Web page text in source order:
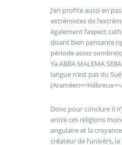
J’en profite aussi en
extrémistes de
également l’aspect
disant bien pensante
période assez
Ya ABBA MALEMA
langue n’est pas du
Donc pour conclure il
entre ces religions
angulaire et la
créateur de l’univèrs,